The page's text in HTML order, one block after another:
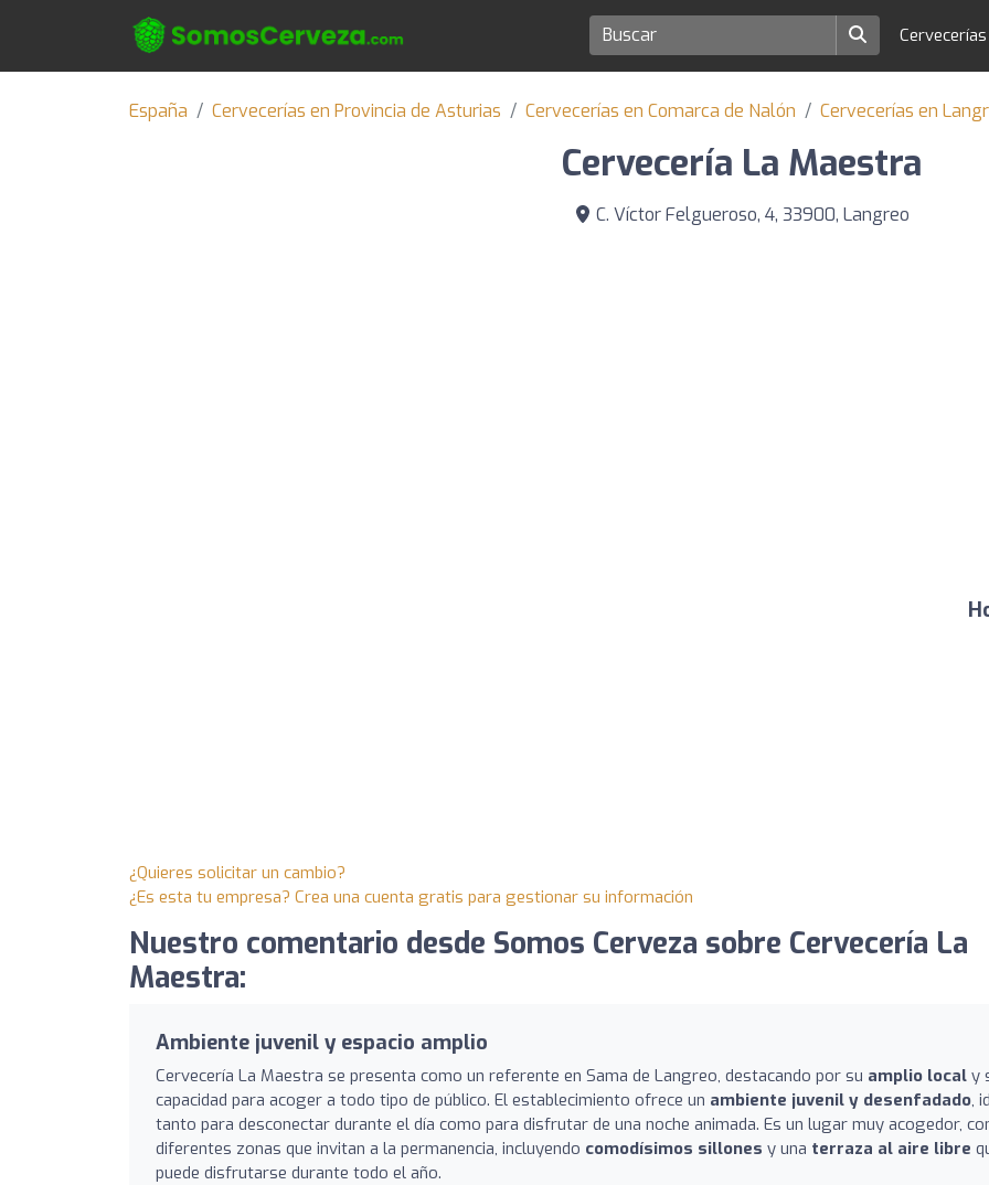
Cervecerías
España Cervecerías en Provincia de Asturias Cervecerías en Comarca de Nalón Cervecerías en
Cervecería La Maestra
C. Víctor Felgueroso, 4, 33900, Langreo
¿Quieres solicitar un cambio?
¿Es esta tu empresa? Crea una cuenta gratis para gestionar su información
Nuestro comentario desde Somos Cerveza sobre Cervecería La
Maestra:
Ambiente juvenil y espacio amplio
Cervecería La Maestra se presenta como un referente en Sama de Langreo, destacando por su amplio local y
capacidad para acoger a todo tipo de público. El establecimiento ofrece un ambiente juvenil y desenfadado,
tanto para desconectar durante el día como para disfrutar de una noche animada. Es un lugar muy acogedor,
diferentes zonas que invitan a la permanencia, incluyendo comodísimos sillones y una terraza al aire libre
puede disfrutarse durante todo el año.